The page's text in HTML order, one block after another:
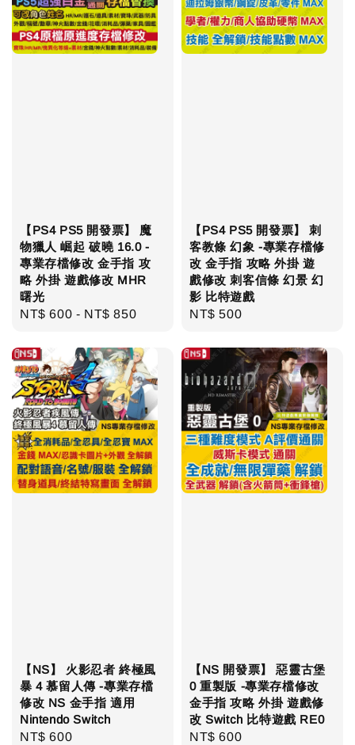
【PS4 PS5 開發票】 魔
物獵人 崛起 破曉 16.0 -
專業存檔修改 金手指 攻
略 外掛 遊戲修改 MHR
曙光
Regular
NT$ 600 - NT$ 850
【PS4 PS5 開發票】 刺
客教條 幻象 -專業存檔修
改 金手指 攻略 外掛 遊
戲修改 刺客信條 幻景 幻
影 比特遊戲
Regular
NT$ 500
【NS】 火影忍者 終極風
暴 4 慕留人傳 -專業存檔
修改 NS 金手指 適用
Nintendo Switch
Regular
NT$ 600
【NS 開發票】 惡靈古堡
0 重製版 -專業存檔修改
金手指 攻略 外掛 遊戲修
改 Switch 比特遊戲 RE0
Regular
NT$ 600